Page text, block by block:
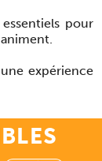
pour
expérience